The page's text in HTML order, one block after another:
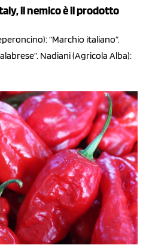
il nemico è il prodotto
“Marchio italiano”.
Nadiani (Agricola Alba):